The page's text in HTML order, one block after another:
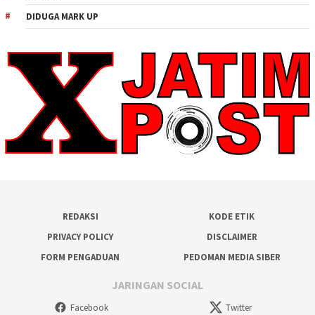
DIDUGA MARK UP
REDAKSI
KODE ETIK
PRIVACY POLICY
DISCLAIMER
FORM PENGADUAN
PEDOMAN MEDIA SIBER
JARINGAN SOCIAL
Facebook Twitter